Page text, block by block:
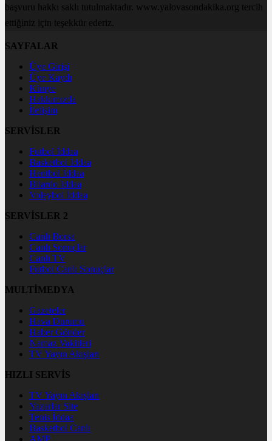
başvuru hakkı saklı tutulmaktadır. www.yalovasondakika.org tercih
ettiğiniz için teşekkür ederiz.
SAYFALAR
Üye Girişi
Üye Kaydı
Künye
Hakkımızda
İletişim
SERVİSLER
Futbol İddaa
Basketbol İddaa
Hentbol İddaa
Bilardo İddaa
Voleybol İddaa
SERVİSLER 2
Canlı Borsa
Canlı Sonuçlar
Canlı TV
Futbol Canlı Sonuçlar
MULTİMEDYA
Gazeteler
Hava Durumu
Haber Gönder
Namaz Vakitleri
TV Yayın Akışları
HIZLI SERVİS
TV Yayın Akışları
Yazarlar Site
Tenis İddaa
Basketbol Canlı
AMP